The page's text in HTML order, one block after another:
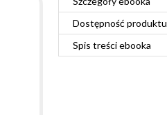
Dostępność produktu
Spis treściebooka